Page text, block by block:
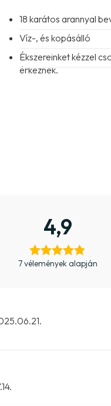
18 karátos arannyal
Víz-, és kopásálló
Ékszereinket kézzel
érkeznek.
4,9
7 vélemények alapján